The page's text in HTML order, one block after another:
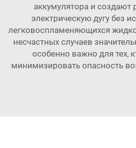
аккумулятора и создают
электрическую дугу без
легковоспламеняющихся
несчастных случаев
особенно важно для тех,
минимизировать опасность